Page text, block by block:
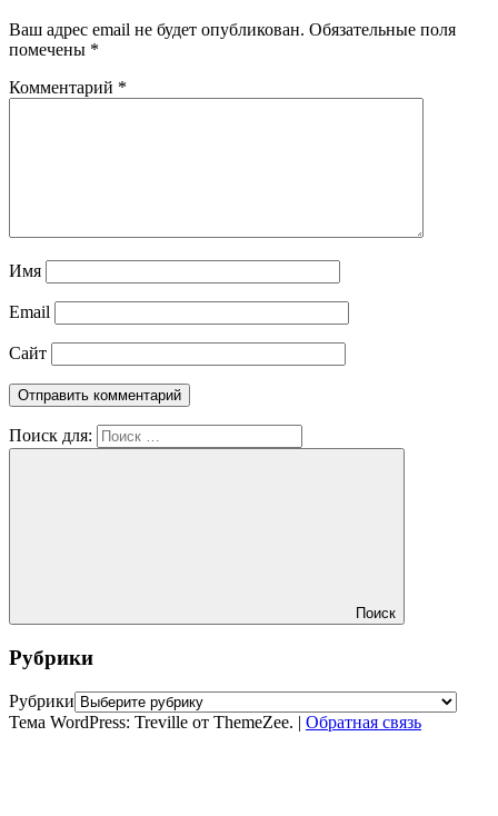
Ваш адрес email не будет опубликован. Обязательные поля
помечены *
Комментарий *
Имя
Email
Сайт
Поиск для:
Поиск
Рубрики
Рубрики
Тема WordPress: Treville от ThemeZee. | Обратная связь